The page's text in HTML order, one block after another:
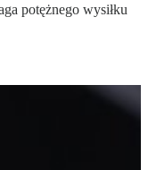
potężnego wysiłku